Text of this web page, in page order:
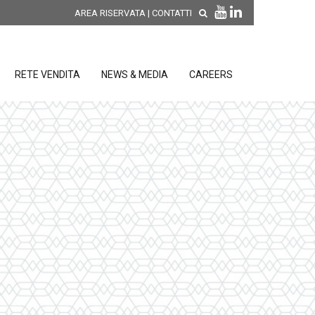
AREA RISERVATA | CONTATTI
SCOPRI LE NOVITÀ DI
PRODOTTO
CONDIZIONI GENERALI DI VENDITA E
DI GARANZIA
RETE VENDITA NEWS & MEDIA CAREERS